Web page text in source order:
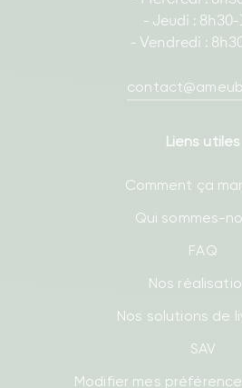
- Jeudi : 8h30-
- Vendredi :
Liens utiles
Comment ça
Qui sommes-
FAQ
Nos
Nos solutions de
SAV
Modifier mes